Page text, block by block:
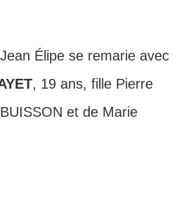
Élipe se remarie avec
, 19 ans, fille Pierre
et de Marie